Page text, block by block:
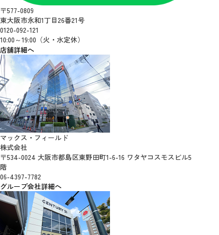
〒577-0809
東大阪市永和1丁目26番21号
0120-092-121
10:00～19:00（火・水定休）
店舗詳細へ
マックス・フィールド
株式会社
〒534-0024 大阪市都島区東野田町1-6-16 ワタヤコスモスビル5
階
06-4397-7782
グループ会社詳細へ